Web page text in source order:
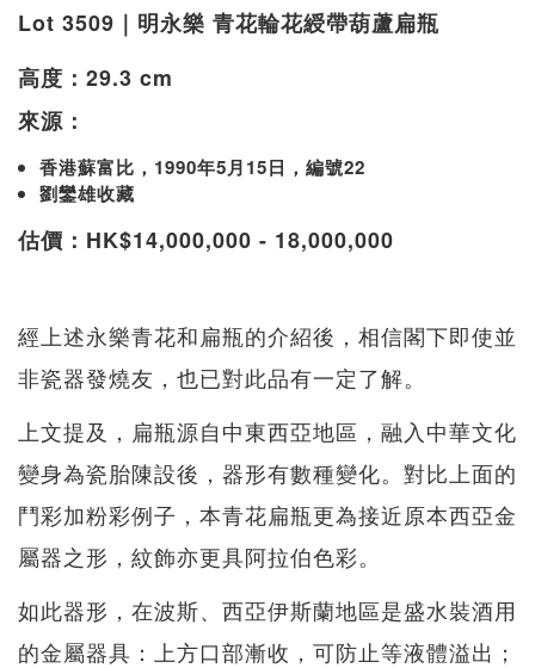
Lot 3509｜明永樂 青花輪花綬帶葫蘆扁瓶
高度：29.3 cm
來源：
香港蘇富比，1990年5月15日，編號22
劉鑾雄收藏
估價：HK$14,000,000 - 18,000,000
經上述永樂青花和扁瓶的介紹後，相信閣下即使並
非瓷器發燒友，也已對此品有一定了解。
上文提及，扁瓶源自中東西亞地區，融入中華文化
變身為瓷胎陳設後，器形有數種變化。對比上面的
鬥彩加粉彩例子，本青花扁瓶更為接近原本西亞金
屬器之形，紋飾亦更具阿拉伯色彩。
如此器形，在波斯、西亞伊斯蘭地區是盛水裝酒用
的金屬器具：上方口部漸收，可防止等液體溢出；